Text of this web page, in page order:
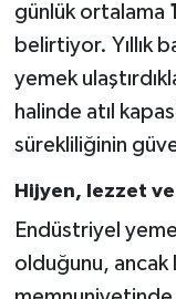
günlük ortalama
belirtiyor. Yıllık
yemek
halinde atıl
sürekliliğinin
Hijyen, lezzet
Endüstriyel
olduğunu,